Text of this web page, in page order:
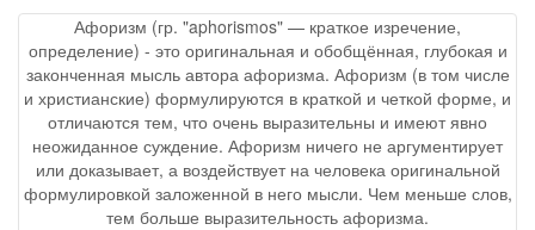
Афоризм (гр. "aphorismos" — краткое изречение,
определение) - это оригинальная и обобщённая, глубокая и
законченная мысль автора афоризма. Афоризм (в том числе
и христианские) формулируются в краткой и четкой форме, и
отличаются тем, что очень выразительны и имеют явно
неожиданное суждение. Афоризм ничего не аргументирует
или доказывает, а воздействует на человека оригинальной
формулировкой заложенной в него мысли. Чем меньше слов,
тем больше выразительность афоризма.